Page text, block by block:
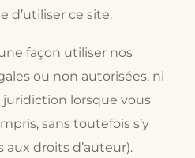
d’utiliser ce site.
façon utiliser nos
ou non autorisées, ni
lorsque vous
sans toutefois s’y
aux droits d’auteur).